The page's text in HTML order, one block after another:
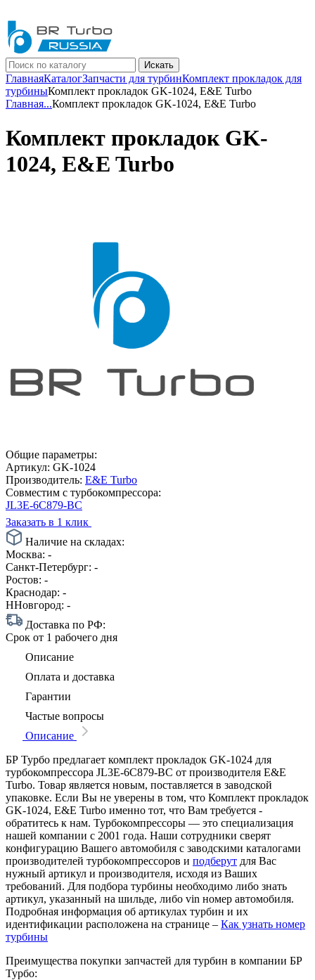
Искать
ГлавнаяКаталогЗапчасти для турбинКомплект прокладок для
турбиныКомплект прокладок GK-1024, E&E Turbo
Главная...Комплект прокладок GK-1024, E&E Turbo
Комплект прокладок GK-
1024, E&E Turbo
Общие параметры:
Артикул: GK-1024
Производитель: E&E Turbo
Совместим с турбокомпрессора:
JL3E-6C879-BC
Заказать в 1 клик
Наличие на складах:
Москва: -
Санкт-Петербург: -
Ростов: -
Краснодар: -
ННовгород: -
Доставка по РФ:
Срок от 1 рабочего дня
Описание
Оплата и доставка
Гарантии
Частые вопросы
Описание
БР Турбо предлагает комплект прокладок GK-1024 для
турбокомпрессора JL3E-6C879-BC от производителя E&E
Turbo. Товар является новым, поставляется в заводской
упаковке. Если Вы не уверены в том, что Комплект прокладок
GK-1024, E&E Turbo именно тот, что Вам требуется -
обратитесь к нам. Турбокомпрессоры — это специализация
нашей компании с 2001 года. Наши сотрудники сверят
конфигурацию Вашего автомобиля с заводскими каталогами
производителей турбокомпрессоров и подберут для Вас
нужный артикул и производителя, исходя из Ваших
требований. Для подбора турбины необходимо либо знать
артикул, указанный на шильде, либо vin номер автомобиля.
Подробная информация об артикулах турбин и их
идентификации расположена на странице – Как узнать номер
турбины
Преимущества покупки запчастей для турбин в компании БР
Турбо: